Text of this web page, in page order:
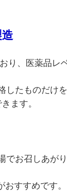
り、医薬品レ
したものだけ
ます。
でお召しあがり
おすすめです。